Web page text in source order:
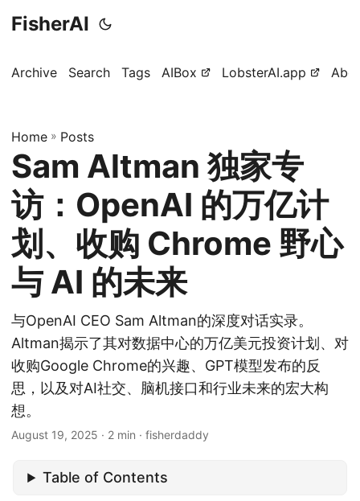
FisherAI
Archive Search Tags AIBox LobsterAI.app
Home » Posts
Sam Altman 独家专
访：OpenAI 的万亿计
划、收购 Chrome 野心
与 AI 的未来
与OpenAI CEO Sam Altman的深度对话实录。
Altman揭示了其对数据中心的万亿美元投资计划、对
收购Google Chrome的兴趣、GPT模型发布的反
思，以及对AI社交、脑机接口和行业未来的宏大构
想。
August 19, 2025 · 2 min · fisherdaddy
Table of Contents